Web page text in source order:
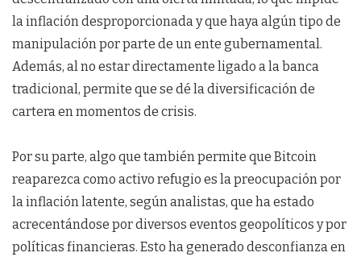
la inflación desproporcionada y que haya algún tipo de
manipulación por parte de un ente gubernamental.
Además, al no estar directamente ligado a la banca
tradicional, permite que se dé la diversificación de
cartera en momentos de crisis.
Por su parte, algo que también permite que Bitcoin
reaparezca como activo refugio es la preocupación por
la inflación latente, según analistas, que ha estado
acrecentándose por diversos eventos geopolíticos y por
políticas financieras. Esto ha generado desconfianza en